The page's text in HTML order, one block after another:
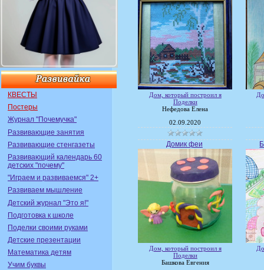
КВЕСТЫ
Постеры
Журнал "Почемучка"
Развивающие занятия
Развивающие стенгазеты
Развивающий календарь 60
детских "почему"
"Играем и развиваемся" 2+
Развиваем мышление
Детский журнал "Это я!"
Подготовка к школе
Поделки своими руками
Детские презентации
Математика детям
Учим буквы
Дом, который построил я
Поделки
Нефедова Елена
02.09.2020
Домик феи
Дом, который построил я
Поделки
Башкова Евгения